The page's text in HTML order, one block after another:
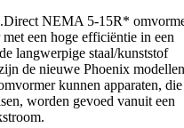
NEMA 5-15R*
een hoge efficiëntie in een
langwerpige staal/kunststof
de nieuwe Phoenix modellen
kunnen apparaten, die
worden gevoed vanuit een